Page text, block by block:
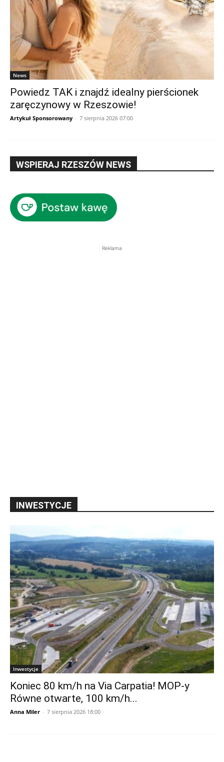
News
Powiedz TAK i znajdź idealny pierścionek
zaręczynowy w Rzeszowie!
Artykuł Sponsorowany - 7 sierpnia 2026 07:00
WSPIERAJ RZESZÓW NEWS
Reklama
INWESTYCJE
Inwestycje
Koniec 80 km/h na Via Carpatia! MOP-y
Równe otwarte, 100 km/h...
Anna Miler - 7 sierpnia 2026 18:00